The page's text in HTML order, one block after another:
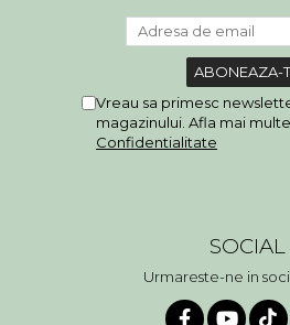
Vreau sa primesc
magazinului. Afla mai
Confidentialitate
SOCIAL
Urmareste-ne in